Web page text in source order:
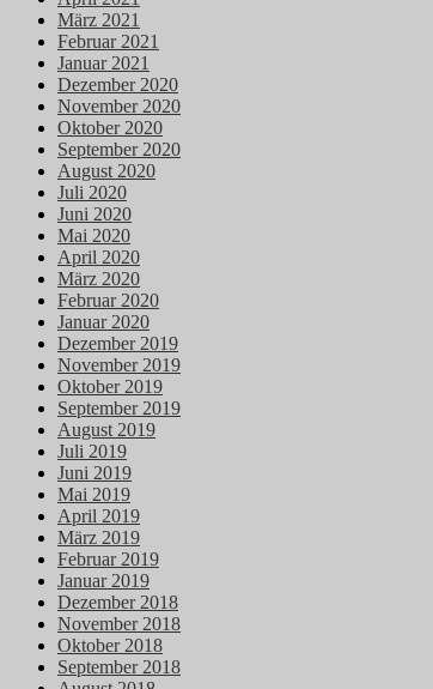
März 2021
Februar 2021
Januar 2021
Dezember 2020
November 2020
Oktober 2020
September 2020
August 2020
Juli 2020
Juni 2020
Mai 2020
April 2020
März 2020
Februar 2020
Januar 2020
Dezember 2019
November 2019
Oktober 2019
September 2019
August 2019
Juli 2019
Juni 2019
Mai 2019
April 2019
März 2019
Februar 2019
Januar 2019
Dezember 2018
November 2018
Oktober 2018
September 2018